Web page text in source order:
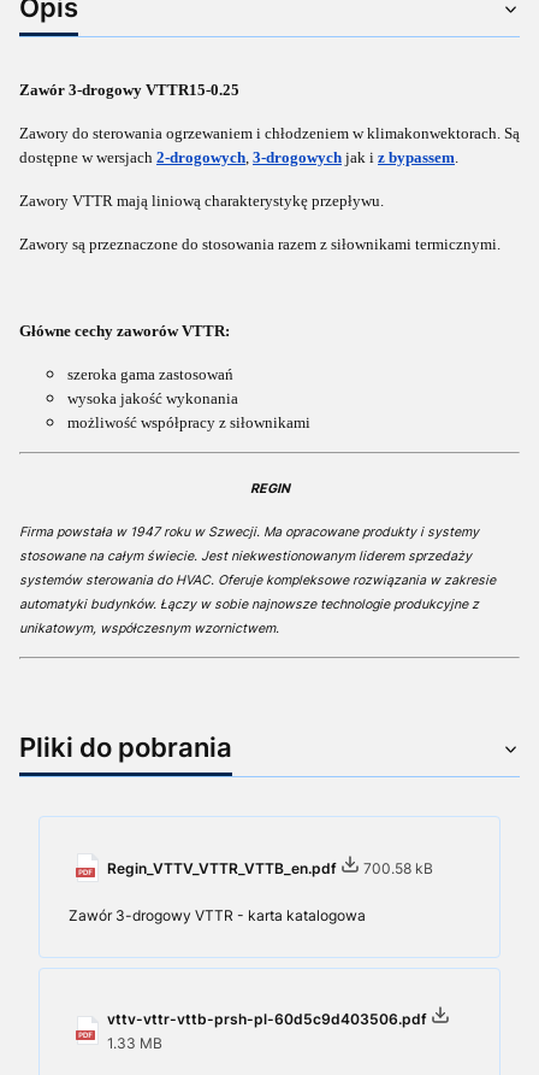
Opis
Zawór 3-drogowy VTTR15-0.25
Zawory do sterowania ogrzewaniem i chłodzeniem w klimakonwektorach. Są
dostępne w wersjach 2-drogowych, 3-drogowych jak i z bypassem.
Zawory VTTR mają liniową charakterystykę przepływu.
Zawory są przeznaczone do stosowania razem z siłownikami termicznymi.
Główne cechy zaworów VTTR:
szeroka gama zastosowań
wysoka jakość wykonania
możliwość współpracy z siłownikami
REGIN
Firma powstała w 1947 roku w Szwecji. Ma opracowane produkty i systemy
stosowane na całym świecie. Jest niekwestionowanym liderem sprzedaży
systemów sterowania do HVAC. Oferuje kompleksowe rozwiązania w zakresie
automatyki budynków. Łączy w sobie najnowsze technologie produkcyjne z
unikatowym, współczesnym wzornictwem.
Pliki do pobrania
Regin_VTTV_VTTR_VTTB_en.pdf 700.58 kB
Zawór 3-drogowy VTTR - karta katalogowa
vttv-vttr-vttb-prsh-pl-60d5c9d403506.pdf
1.33 MB